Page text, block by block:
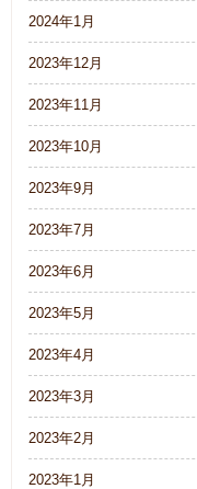
2024年1月
2023年12月
2023年11月
2023年10月
2023年9月
2023年7月
2023年6月
2023年5月
2023年4月
2023年3月
2023年2月
2023年1月